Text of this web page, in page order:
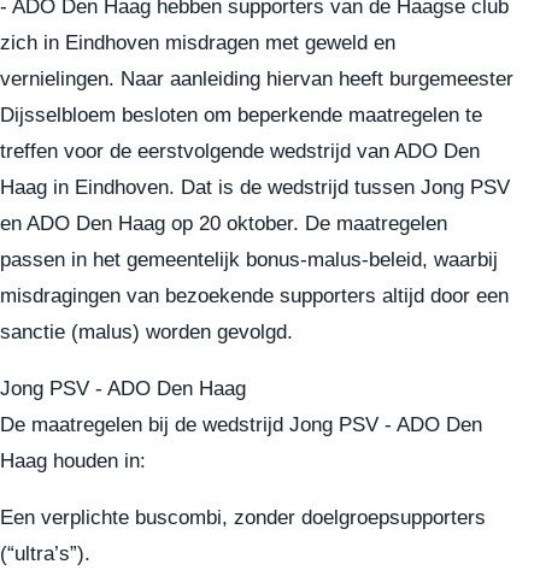
- ADO Den Haag hebben supporters van de Haagse club
zich in Eindhoven misdragen met geweld en
vernielingen. Naar aanleiding hiervan heeft burgemeester
Dijsselbloem besloten om beperkende maatregelen te
treffen voor de eerstvolgende wedstrijd van ADO Den
Haag in Eindhoven. Dat is de wedstrijd tussen Jong PSV
en ADO Den Haag op 20 oktober. De maatregelen
passen in het gemeentelijk bonus-malus-beleid, waarbij
misdragingen van bezoekende supporters altijd door een
sanctie (malus) worden gevolgd.
Jong PSV - ADO Den Haag
De maatregelen bij de wedstrijd Jong PSV - ADO Den
Haag houden in:
Een verplichte buscombi, zonder doelgroepsupporters
(“ultra’s”).